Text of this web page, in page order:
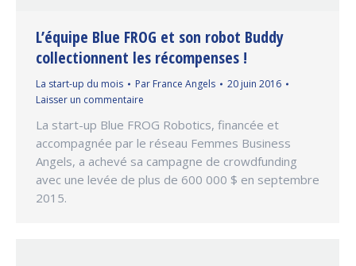
L’équipe Blue FROG et son robot Buddy
collectionnent les récompenses !
La start-up du mois Par France Angels
20 juin 2016
Laisser un commentaire
La start-up Blue FROG Robotics, financée et
accompagnée par le réseau Femmes Business
Angels, a achevé sa campagne de crowdfunding
avec une levée de plus de 600 000 $ en septembre
2015.